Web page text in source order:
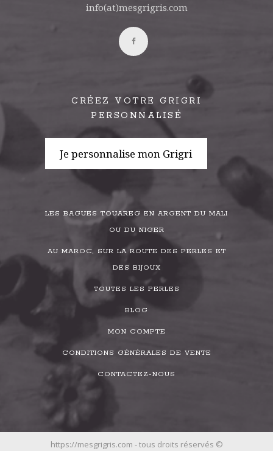
info(at)mesgrigris.com
CRÉEZ VOTRE GRIGRI
PERSONNALISÉ
Je personnalise mon Grigri
LES BAGUES TOUAREG EN ARGENT DU MALI
OU DU NIGER
AU MAROC, SUR LA ROUTE DES PERLES ET
DES BIJOUX
TOUTES LES PERLES
BLOG
MON COMPTE
CONDITIONS GÉNÉRALES DE VENTE
CONTACTEZ-NOUS
https://mesgrigris.com - tous droits réservés ©